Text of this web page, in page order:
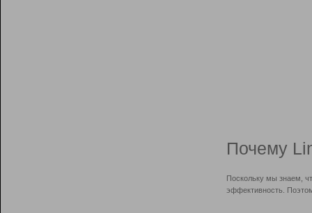
Почему
Поскольку мы знаем,
эффективность.